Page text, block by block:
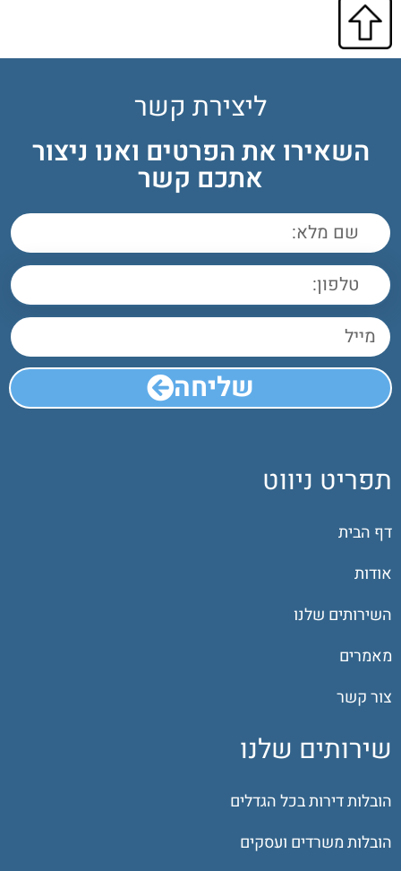
ליצירת קשר
השאירו את הפרטים ואנו ניצור
אתכם קשר
שליחה
תפריט ניווט
דף הבית
אודות
השירותים שלנו
מאמרים
צור קשר
שירותים שלנו
הובלות דירות בכל הגדלים
הובלות משרדים ועסקים